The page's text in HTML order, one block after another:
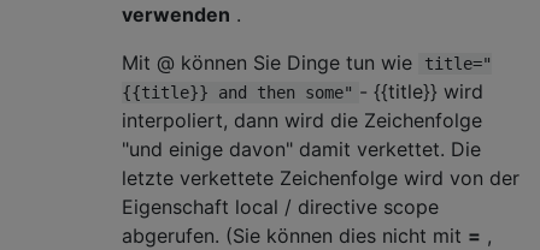
verwenden .
Mit @ können Sie Dinge tun wie
title="
{{title}} and then some" - {{title}} wird
interpoliert, dann wird die Zeichenfolge
"und einige davon" damit verkettet. Die
letzte verkettete Zeichenfolge wird von der
Eigenschaft local / directive scope
abgerufen. (Sie können dies nicht mit = ,